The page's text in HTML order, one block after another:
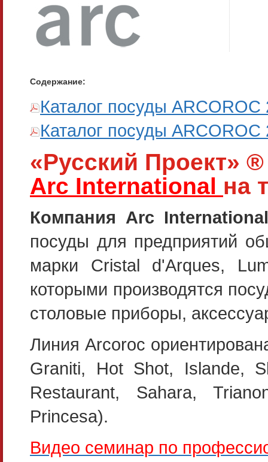
Содержание:
Каталог посуды
Каталог посуды
«Русский Проект»
Arc International на
Компания Arc International
посуды для предприятий
марки Cristal d'Arques,
которыми производятся
столовые приборы,
Линия Arcoroc
Graniti, Hot Shot, Islande,
Restaurant, Sahara,
Princesa).
Видео семинар по